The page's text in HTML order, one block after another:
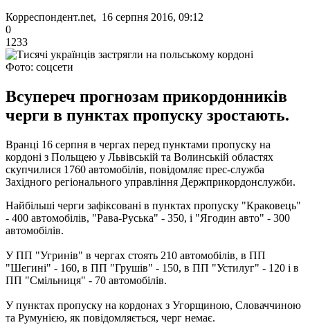
Корреспондент.net, 16 серпня 2016, 09:12
0
1233
Фото: соцсети
Всупереч прогнозам прикордонників
черги в пунктах пропуску зростають.
Вранці 16 серпня в чергах перед пунктами пропуску на
кордоні з Польщею у Львівській та Волинській областях
скупчилися 1760 автомобілів, повідомляє прес-служба
Західного регіонального управління Держприкордонслужби.
Найбільші черги зафіксовані в пунктах пропуску "Краковець"
- 400 автомобілів, "Рава-Руська" - 350, і "Ягодин авто" - 300
автомобілів.
У ПП "Угринів" в чергах стоять 210 автомобілів, в ПП
"Шегині" - 160, в ПП "Грушів" - 150, в ПП "Устилуг" - 120 і в
ПП "Смільниця" - 70 автомобілів.
У пунктах пропуску на кордонах з Угорщиною, Словаччиною
та Румунією, як повідомляється, черг немає.